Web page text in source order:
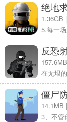
绝地
1.36GB |
反恐
僵尸
14.1MB |